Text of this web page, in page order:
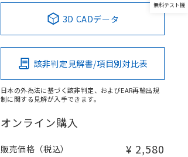
3D CADデータ
該非判定見解書/項目別対比表
日本の外為法に基づく該非判定、およびEAR再輸出規
制に関する見解が入手できます。
オンライン購入
販売価格（税込） ¥ 2,580
無料テスト機